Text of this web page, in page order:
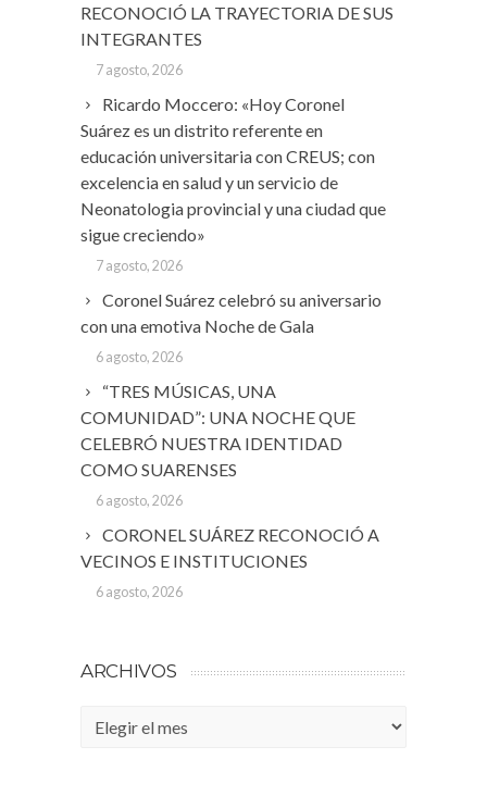
RECONOCIÓ LA TRAYECTORIA DE SUS
INTEGRANTES
7 agosto, 2026
Ricardo Moccero: «Hoy Coronel
Suárez es un distrito referente en
educación universitaria con CREUS; con
excelencia en salud y un servicio de
Neonatologia provincial y una ciudad que
sigue creciendo»
7 agosto, 2026
Coronel Suárez celebró su aniversario
con una emotiva Noche de Gala
6 agosto, 2026
“TRES MÚSICAS, UNA
COMUNIDAD”: UNA NOCHE QUE
CELEBRÓ NUESTRA IDENTIDAD
COMO SUARENSES
6 agosto, 2026
CORONEL SUÁREZ RECONOCIÓ A
VECINOS E INSTITUCIONES
6 agosto, 2026
ARCHIVOS
Archivos